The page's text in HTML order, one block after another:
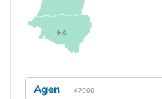
64
Agen - 47000